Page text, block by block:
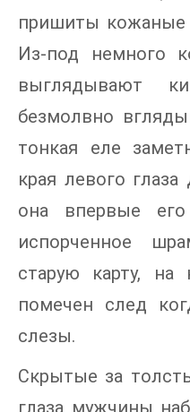
пришиты кожаные
Из-под немного
выглядывают
безмолвно
тонкая еле
края левого
она впервые
испорченное
старую карту,
помечен след
слезы.
Скрытые за
глаза мужчины